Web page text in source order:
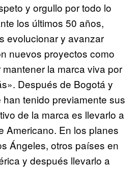
y orgullo por todo lo
los últimos 50 años,
evolucionar y avanzar
nuevos proyectos como
la marca viva por
Después de Bogotá y
tenido previamente sus
de la marca es llevarlo a
Americano. En los planes
Ángeles, otros países en
y después llevarlo a